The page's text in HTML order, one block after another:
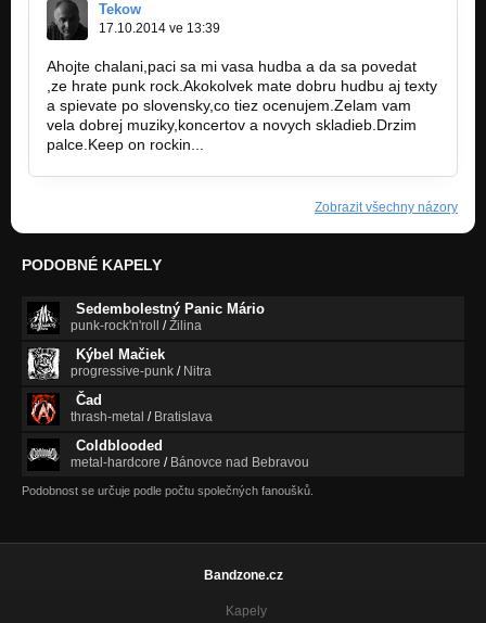
Tekow
17.10.2014 ve 13:39
Ahojte chalani,paci sa mi vasa hudba a da sa povedat
,ze hrate punk rock.Akokolvek mate dobru hudbu aj texty
a spievate po slovensky,co tiez ocenujem.Zelam vam
vela dobrej muziky,koncertov a novych skladieb.Drzim
palce.Keep on rockin...
Zobrazit všechny názory
PODOBNÉ KAPELY
Sedembolestný Panic Mário
punk-rock'n'roll /Žilina
Kýbel Mačiek
progressive-punk / Nitra
Čad
thrash-metal / Bratislava
Coldblooded
metal-hardcore / Bánovce nad Bebravou
Podobnost se určuje podle počtu společných fanoušků.
Bandzone.cz
Kapely